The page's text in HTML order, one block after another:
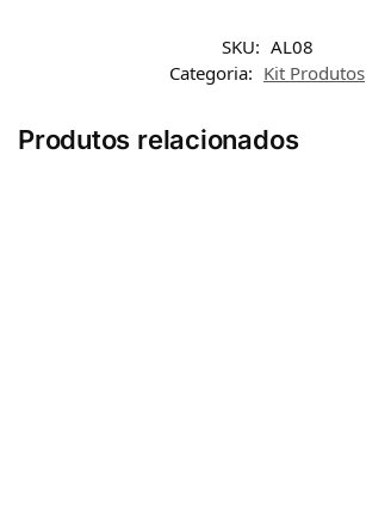
SKU: AL08
Categoria: Kit Produtos
Produtos relacionados